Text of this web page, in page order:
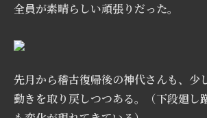
全員が素晴らしい頑張りだった。
先月から稽古復帰後の神代さんも、 少
動きを取り戻しつつある。（下段廻し